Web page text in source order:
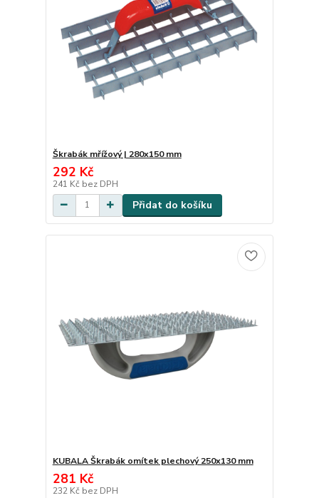
Škrabák mřížový | 280x150 mm
292 Kč
241 Kč bez DPH
Přidat do košíku
KUBALA Škrabák omítek plechový 250x130 mm
281 Kč
232 Kč bez DPH